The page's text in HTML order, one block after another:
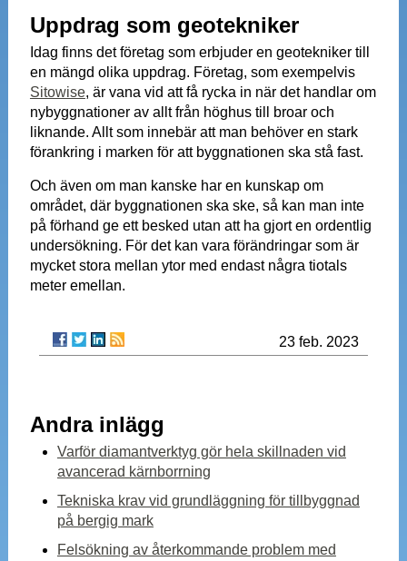
Uppdrag som geotekniker
Idag finns det företag som erbjuder en geotekniker till
en mängd olika uppdrag. Företag, som exempelvis
Sitowise, är vana vid att få rycka in när det handlar om
nybyggnationer av allt från höghus till broar och
liknande. Allt som innebär att man behöver en stark
förankring i marken för att byggnationen ska stå fast.
Och även om man kanske har en kunskap om
området, där byggnationen ska ske, så kan man inte
på förhand ge ett besked utan att ha gjort en ordentlig
undersökning. För det kan vara förändringar som är
mycket stora mellan ytor med endast några tiotals
meter emellan.
23 feb. 2023
Andra inlägg
Varför diamantverktyg gör hela skillnaden vid
avancerad kärnborrning
Tekniska krav vid grundläggning för tillbyggnad
på bergig mark
Felsökning av återkommande problem med